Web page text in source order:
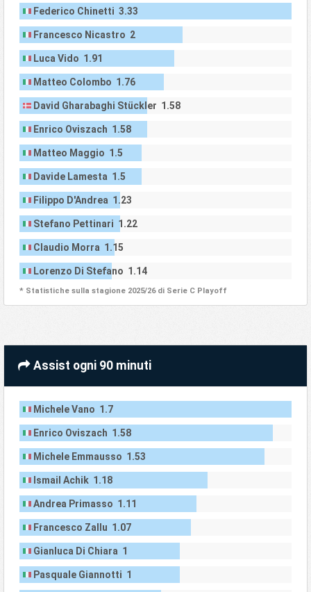
Federico Chinetti 3.33
Francesco Nicastro 2
Luca Vido 1.91
Matteo Colombo 1.76
David Gharabaghi Stückler 1.58
Enrico Oviszach 1.58
Matteo Maggio 1.5
Davide Lamesta 1.5
Filippo D'Andrea 1.23
Stefano Pettinari 1.22
Claudio Morra 1.15
Lorenzo Di Stefano 1.14
* Statistiche sulla stagione 2025/26 di Serie C Playoff
Assist ogni 90 minuti
Michele Vano 1.7
Enrico Oviszach 1.58
Michele Emmausso 1.53
Ismail Achik 1.18
Andrea Primasso 1.11
Francesco Zallu 1.07
Gianluca Di Chiara 1
Pasquale Giannotti 1